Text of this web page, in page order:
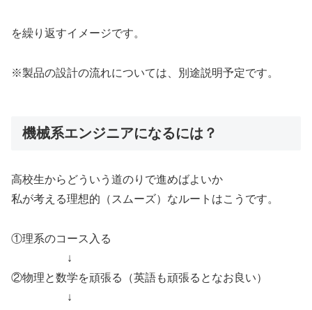
を繰り返すイメージです。
※製品の設計の流れについては、別途説明予定です。
機械系エンジニアになるには？
高校生からどういう道のりで進めばよいか
私が考える理想的（スムーズ）なルートはこうです。
①理系のコース入る
↓
②物理と数学を頑張る（英語も頑張るとなお良い）
↓